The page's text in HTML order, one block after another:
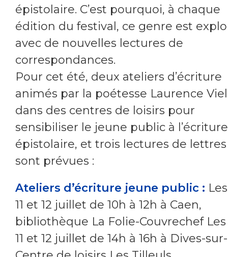
épistolaire. C’est pourquoi, à chaque
édition du festival, ce genre est
avec de nouvelles lectures de
correspondances.
Pour cet été, deux ateliers d’écriture
animés par la poétesse Laurence
dans des centres de loisirs pour
sensibiliser le jeune public à l’écriture
épistolaire, et trois lectures de lettres
sont prévues :
Ateliers d’écriture jeune public :
11 et 12 juillet de 10h à 12h à Caen,
bibliothèque La Folie-Couvrechef Les
11 et 12 juillet de 14h à 16h à Dives-